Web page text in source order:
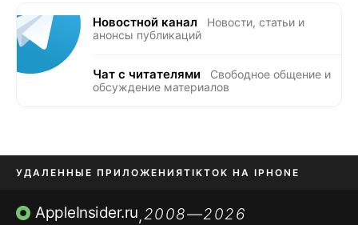
Новостной канал
Новости, статьи и
анонсы публикаций
Чат с читателями
Свободное общение и
обсуждение материалов
УДАЛЕННЫЕ ПРИЛОЖЕНИЯTIKTOK НА IPHONE
ПРИЛОЖЕНИЯ БЕЗ APP STORE
AppleInsider.ru,2008—2026